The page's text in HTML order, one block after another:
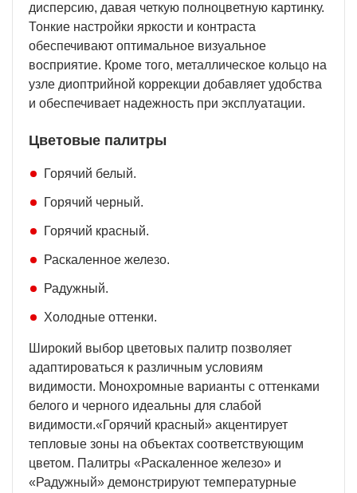
дисперсию, давая четкую полноцветную картинку.
Тонкие настройки яркости и контраста
обеспечивают оптимальное визуальное
восприятие. Кроме того, металлическое кольцо на
узле диоптрийной коррекции добавляет удобства
и обеспечивает надежность при эксплуатации.
Цветовые палитры
Горячий белый.
Горячий черный.
Горячий красный.
Раскаленное железо.
Радужный.
Холодные оттенки.
Широкий выбор цветовых палитр позволяет
адаптироваться к различным условиям
видимости. Монохромные варианты с оттенками
белого и черного идеальны для слабой
видимости.«Горячий красный» акцентирует
тепловые зоны на объектах соответствующим
цветом. Палитры «Раскаленное железо» и
«Радужный» демонстрируют температурные